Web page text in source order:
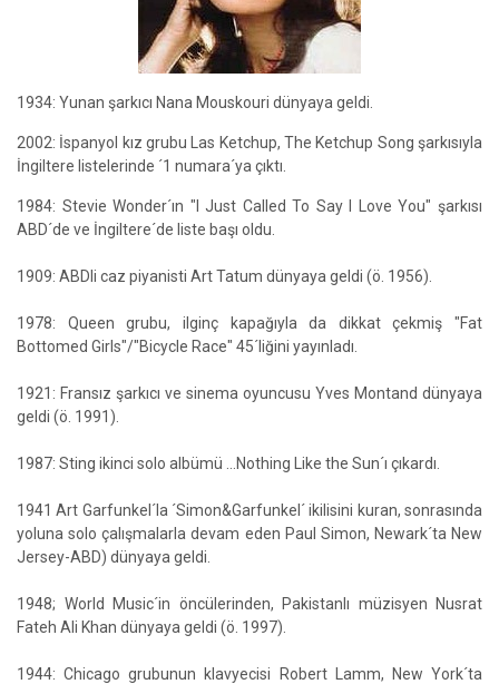
1934: Yunan şarkıcı Nana Mouskouri dünyaya geldi.
2002: İspanyol kız grubu Las Ketchup, The Ketchup Song şarkısıyla
İngiltere listelerinde ´1 numara´ya çıktı.
1984: Stevie Wonder´ın "I Just Called To Say I Love You" şarkısı
ABD´de ve İngiltere´de liste başı oldu.
1909: ABDli caz piyanisti Art Tatum dünyaya geldi (ö. 1956).
1978: Queen grubu, ilginç kapağıyla da dikkat çekmiş "Fat
Bottomed Girls"/"Bicycle Race" 45´liğini yayınladı.
1921: Fransız şarkıcı ve sinema oyuncusu Yves Montand dünyaya
geldi (ö. 1991).
1987: Sting ikinci solo albümü ...Nothing Like the Sun´ı çıkardı.
1941 Art Garfunkel´la ´Simon&Garfunkel´ ikilisini kuran, sonrasında
yoluna solo çalışmalarla devam eden Paul Simon, Newark´ta New
Jersey-ABD) dünyaya geldi.
1948; World Music´in öncülerinden, Pakistanlı müzisyen Nusrat
Fateh Ali Khan dünyaya geldi (ö. 1997).
1944: Chicago grubunun klavyecisi Robert Lamm, New York´ta